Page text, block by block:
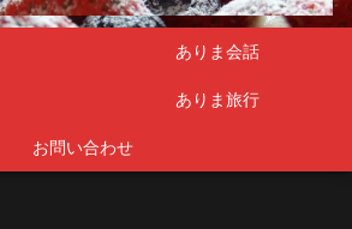
ありま会話
ありま旅行
お問い合わせ